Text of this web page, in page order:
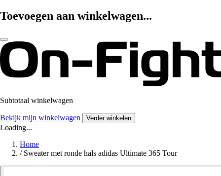
Toevoegen aan winkelwagen...
Subtotaal winkelwagen
Bekijk mijn winkelwagen Verder winkelen
Loading...
Home
/ Sweater met ronde hals adidas Ultimate 365 Tour